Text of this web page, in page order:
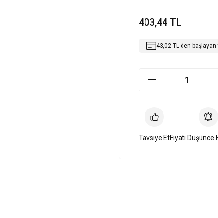
403,44 TL
43,02 TL den
Tavsiye EtFiyatı Düşünce